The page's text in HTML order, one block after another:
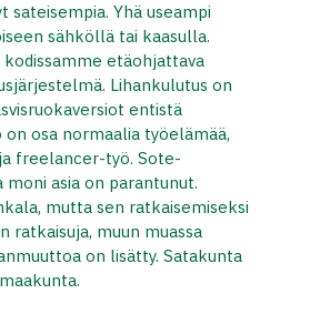
sateisempia. Yhä useampi
sähköllä tai kaasulla.
etäohjattava
Lihankulutus on
entistä
on osa normaalia työelämää,
freelancer-työ. Sote-
asia on parantunut.
mutta sen ratkaisemiseksi
ratkaisuja, muun muassa
on lisätty. Satakunta